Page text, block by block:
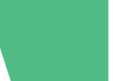
Individuales